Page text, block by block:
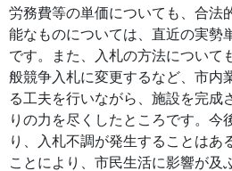
労務費等の単価についても、合法
能なものについては、直近の実勢
です。また、入札の方法について
般競争入札に変更するなど、市内
る工夫を行いながら、施設を完成
りの力を尽くしたところです。今
り、入札不調が発生することはあ
ことにより、市民生活に影響が及